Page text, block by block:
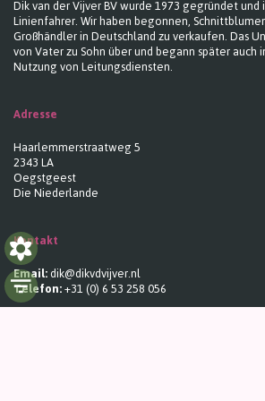
Dik van der Vijver BV wurde 1973 gegründet und
Linienfahrer. Wir haben begonnen,
Großhändler in Deutschland zu verkaufen. Das
von Vater zu Sohn über und begann später auch
Nutzung von Leitungsdiensten.
Adresse
Haarlemmerstraatweg 5
2343 LA
Oegstgeest
Die Niederlande
Kontakt
Email:dik@dikvdvijver.nl
Telefon:+31 (0) 6 53 258 056